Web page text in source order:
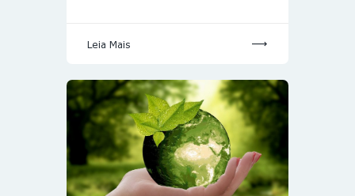
Leia Mais